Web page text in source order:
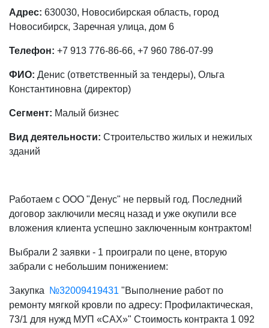
Адрес: 630030, Новосибирская область, город
Новосибирск, Заречная улица, дом 6
Телефон: +7 913 776-86-66, +7 960 786-07-99
ФИО: Денис (ответственный за тендеры), Ольга
Константиновна (директор)
Сегмент: Малый бизнес
Вид деятельности: Строительство жилых и нежилых
зданий
Работаем с ООО "Денус" не первый год. Последний
договор заключили месяц назад и уже окупили все
вложения клиента успешно заключенным контрактом!
Выбрали 2 заявки - 1 проиграли по цене, вторую
забрали с небольшим понижением:
Закупка №32009419431 "Выполнение работ по
ремонту мягкой кровли по адресу: Профилактическая,
73/1 для нужд МУП «САХ»" Стоимость контракта 1 092